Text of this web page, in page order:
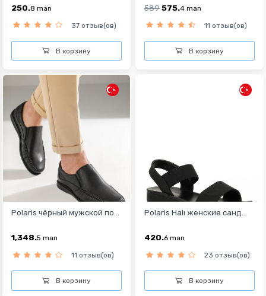
250.8 man
37 отзыв(ов)
В корзину
589575.4 man
11 отзыв(ов)
В корзину
Polaris чёрный мужской по...
1,348.5 man
11 отзыв(ов)
В корзину
Polaris Halı женские санд...
420.6 man
23 отзыв(ов)
В корзину